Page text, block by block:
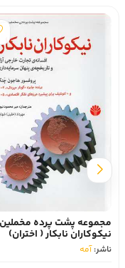
نیکوکاران نابکار ( اختران)
ناشر: آمه